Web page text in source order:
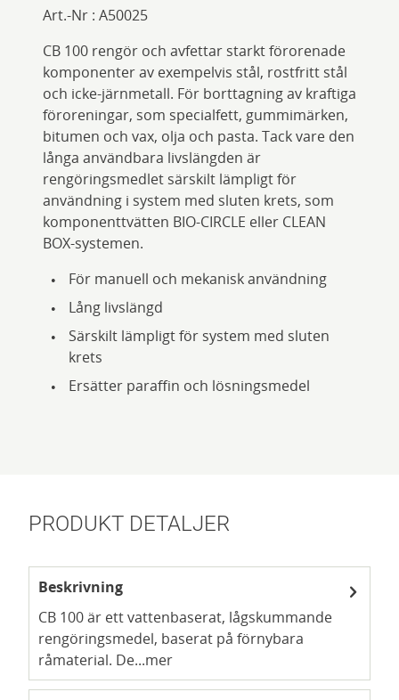
Art.-Nr : A50025
CB 100 rengör och avfettar starkt förorenade
komponenter av exempelvis stål, rostfritt stål
och icke-järnmetall. För borttagning av kraftiga
föroreningar, som specialfett, gummimärken,
bitumen och vax, olja och pasta. Tack vare den
långa användbara livslängden är
rengöringsmedlet särskilt lämpligt för
användning i system med sluten krets, som
komponenttvätten BIO-CIRCLE eller CLEAN
BOX-systemen.
För manuell och mekanisk användning
Lång livslängd
Särskilt lämpligt för system med sluten
krets
Ersätter paraffin och lösningsmedel
PRODUKT DETALJER
Beskrivning
CB 100 är ett vattenbaserat, lågskummande
rengöringsmedel, baserat på förnybara
råmaterial. De...mer